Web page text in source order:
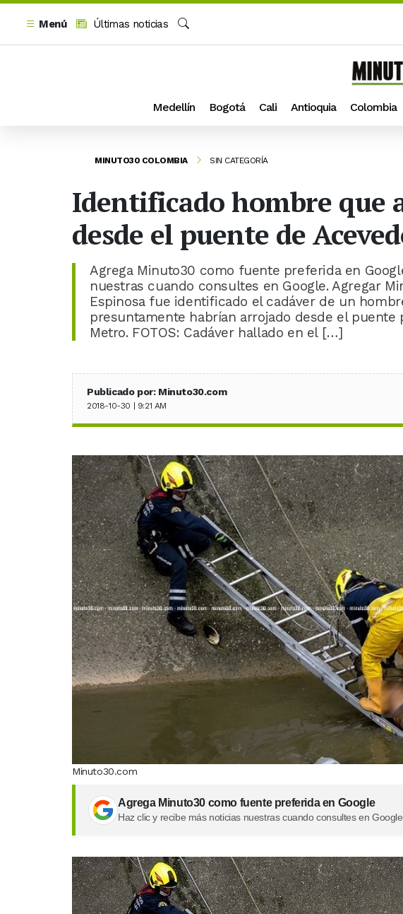
Menú
Últimas noticias
Medellín Bogotá Cali Antioquia Colombia
MINUTO30 COLOMBIA SIN CATEGORÍA
Identificado hombre que
desde el puente de
Agrega Minuto30 como fuente preferida en
nuestras cuando consultes en Google. Agregar
Espinosa fue identificado el cadáver de un
presuntamente habrían arrojado desde el puente
Metro. FOTOS: Cadáver hallado en el […]
Publicado por: Minuto30.com
2018-10-30 | 9:21 AM
Minuto30.com
Agrega Minuto30 como fuente preferida en Google
Haz clic y recibe más noticias nuestras cuando consultes en